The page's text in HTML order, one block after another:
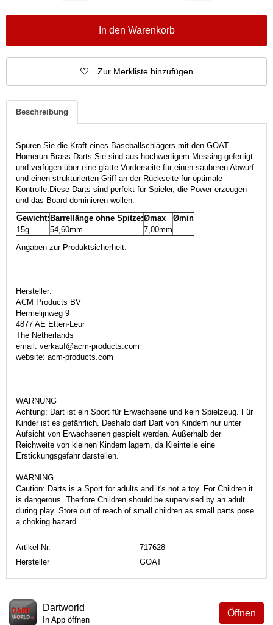
In den Warenkorb
Zur Merkliste hinzufügen
Beschreibung
Spüren Sie die Kraft eines Baseballschlägers mit den GOAT
Homerun Brass Darts. Sie sind aus hochwertigem Messing gefertigt
und verfügen über eine glatte Vorderseite für einen sauberen Abwurf
und einen strukturierten Griff an der Rückseite für optimale
Kontrolle. Diese Darts sind perfekt für Spieler, die Power erzeugen
und das Board dominieren wollen.
Gewicht:Barrellänge ohne Spitze:Ømax
Ømin
15g
54,60mm
7,00mm
Angaben zur Produktsicherheit:
Hersteller:
ACM Products BV
Hermelijnweg 9
4877 AE Etten-Leur
The Netherlands
email: verkauf@acm-products.com
website: acm-products.com
WARNUNG
Achtung: Dart ist ein Sport für Erwachsene und kein Spielzeug. Für
Kinder ist es gefährlich. Deshalb darf Dart von Kindern nur unter
Aufsicht von Erwachsenen gespielt werden. Außerhalb der
Reichweite von kleinen Kindern lagern, da Kleinteile eine
Erstickungsgefahr darstellen.
WARNING
Caution: Darts is a Sport for adults and it's not a toy. For Children it
is dangerous. Therfore Children should be supervised by an adult
during play. Store out of reach of small children as small parts pose
a choking hazard.
Artikel-Nr.
717628
Hersteller
GOAT
Öffnen
Dartworld
In App öffnen